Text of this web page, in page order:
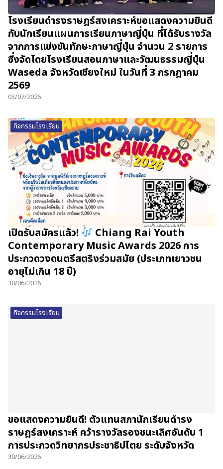
โรงเรียนดำรงราษฎร์สงเคราะห์ขอแสดงความยินดี
กับนักเรียนแผนการเรียนภาษาญี่ปุ่น ที่ได้รับรางวัล
จากการแข่งขันทักษะภาษาญี่ปุ่น จำนวน 2 รายการ
ซึ่งจัดโดยโรงเรียนสอนภาษาและวัฒนธรรมญี่ปุ่น
Waseda จังหวัดเชียงใหม่ ในวันที่ 3 กรกฎาคม
2569
03/07/2026
กิจกรรมโรงเรียน
เปิดรับสมัครแล้ว!
Chiang Rai Youth
Contemporary Music Awards 2026 การ
ประกวดวงดนตรีสตริงร่วมสมัย (ประเภทเยาวชน
อายุไม่เกิน 18 ปี)
30/06/2026
กิจกรรมโรงเรียน
ขอแสดงความยินดี! ตัวแทนสภานักเรียนดำรง
ราษฎร์สงเคราะห์ คว้ารางวัลรองชนะเลิศอันดับ 1
การประกวดวิทยากรประชาธิปไตย ระดับจังหวัด
30/06/2026